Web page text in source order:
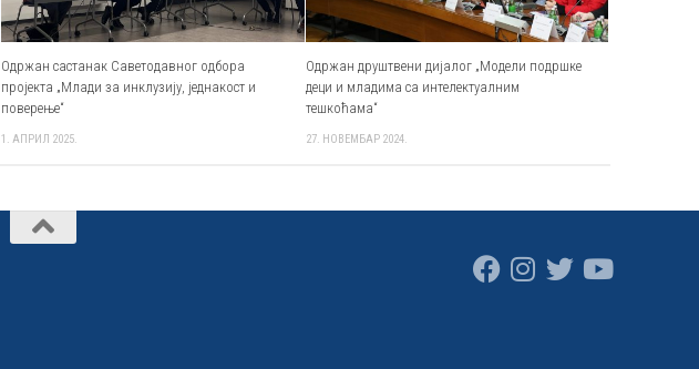
Одржан састанак Саветодавног одбора
пројекта „Млади за инклузију, једнакост и
поверење“
1. АПРИЛ 2025.
Одржан друштвени дијалог „Модели подршке
деци и младима са интелектуалним
тешкоћама“
27. НОВЕМБАР 2024.